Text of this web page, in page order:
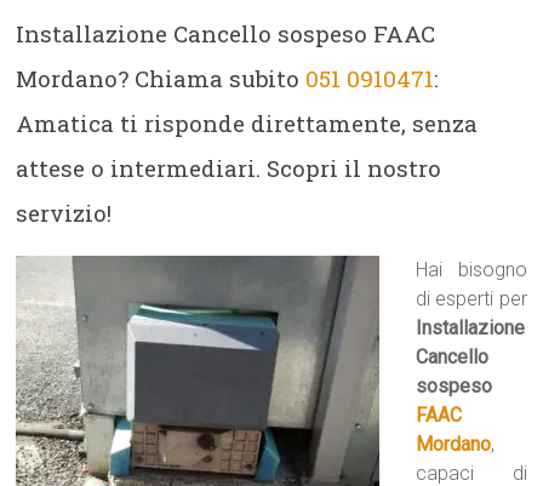
Installazione Cancello sospeso FAAC
Mordano? Chiama subito 051 0910471:
Amatica ti risponde direttamente, senza
attese o intermediari. Scopri il nostro
servizio!
Hai bisogno
di esperti per
Installazione
Cancello
sospeso
FAAC
Mordano,
capaci di